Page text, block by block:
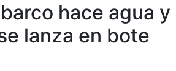
hace agua y
lanza en bote